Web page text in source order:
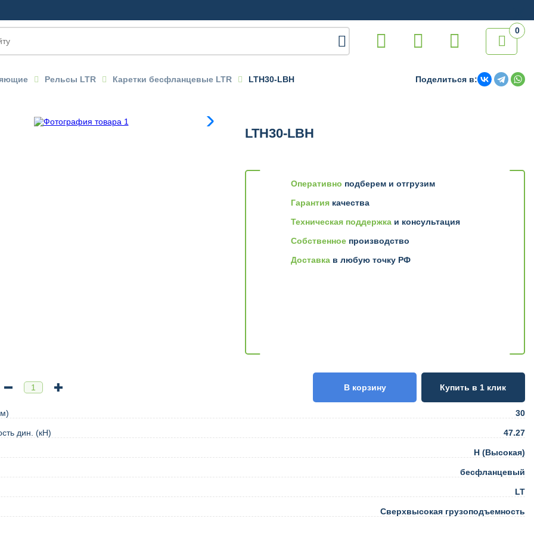

0
Рельсы LTR Каретки бесфланцевые LTR LTH30-LBH Поделиться в:
LTH30-LBH
30
дин. (кН) 47.27
H (Высокая)
бесфланцевый
LT
Сверхвысокая грузоподъемность
Оперативно подберем и отгрузим
Гарантия качества
Техническая поддержка и консультация
Собственное производство
Доставка в любую точку РФ
В корзину Купить в 1 клик